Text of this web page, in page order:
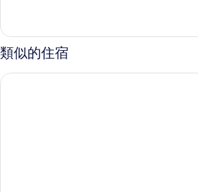
片
的
詳
情
類似的住宿
托普卡匹皇宮斯旺多飯店及渡假村 - 全包